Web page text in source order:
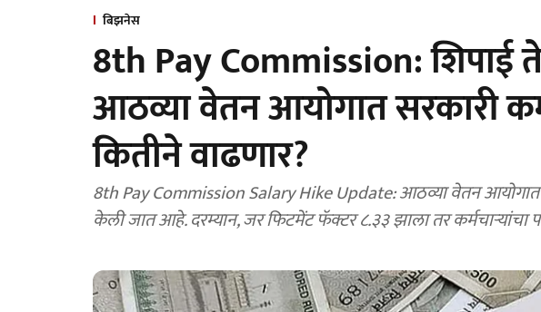
बिझनेस
8th Pay Commission: शिपाई
आठव्या वेतन आयोगात सरकारी
कितीने वाढणार?
8th Pay Commission Salary Hike Update: आठव्या वेतन
केली जात आहे. दरम्यान, जर फिटमेंट फॅक्टर ८.३३ झाला तर कर्मचाऱ्यांचा